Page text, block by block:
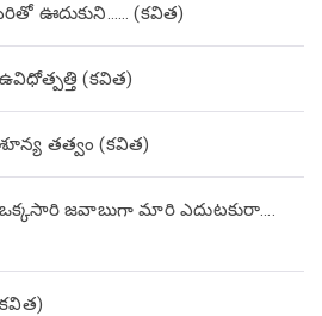
ఊదుకుని…… (కవిత)
ఉవిధోత్పత్తి (కవిత)
శూన్య తత్వం (కవిత)
ఒక్కసారి జవాబుగా మారి ఎదుటకురా….